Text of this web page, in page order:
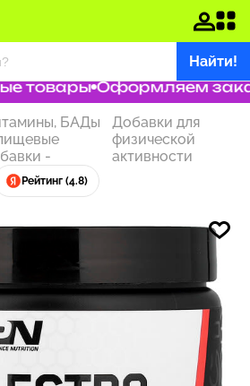
Найти!
товары Оформляем заказ
БАДы
-
Добавки для
физической
активности
Рейтинг (4.8)